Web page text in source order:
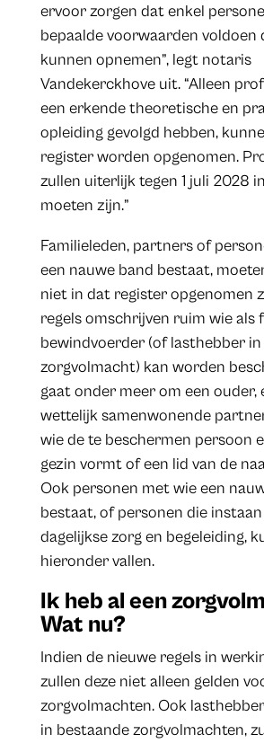
ervoor zorgen dat enkel
bepaalde voorwaarden voldoen
kunnen opnemen”, legt notaris
Vandekerckhove uit. “Alleen
een erkende theoretische en
opleiding gevolgd hebben,
register worden opgenomen.
zullen uiterlijk tegen 1 juli 2028
moeten zijn.”
Familieleden, partners of
een nauwe band bestaat,
niet in dat register opgenomen
regels omschrijven ruim wie als
bewindvoerder (of lasthebber in
zorgvolmacht) kan worden
gaat onder meer om een ouder,
wettelijk samenwonende
wie de te beschermen persoon
gezin vormt of een lid van de
Ook personen met wie een
bestaat, of personen die
dagelijkse zorg en begeleiding,
hieronder vallen.
Ik heb al een
Wat nu?
Indien de nieuwe regels in
zullen deze niet alleen gelden
zorgvolmachten. Ook
in bestaande zorgvolmachten,